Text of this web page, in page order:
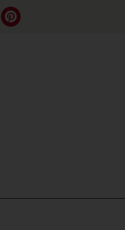
geschlossen. Seine Funktionalität ist